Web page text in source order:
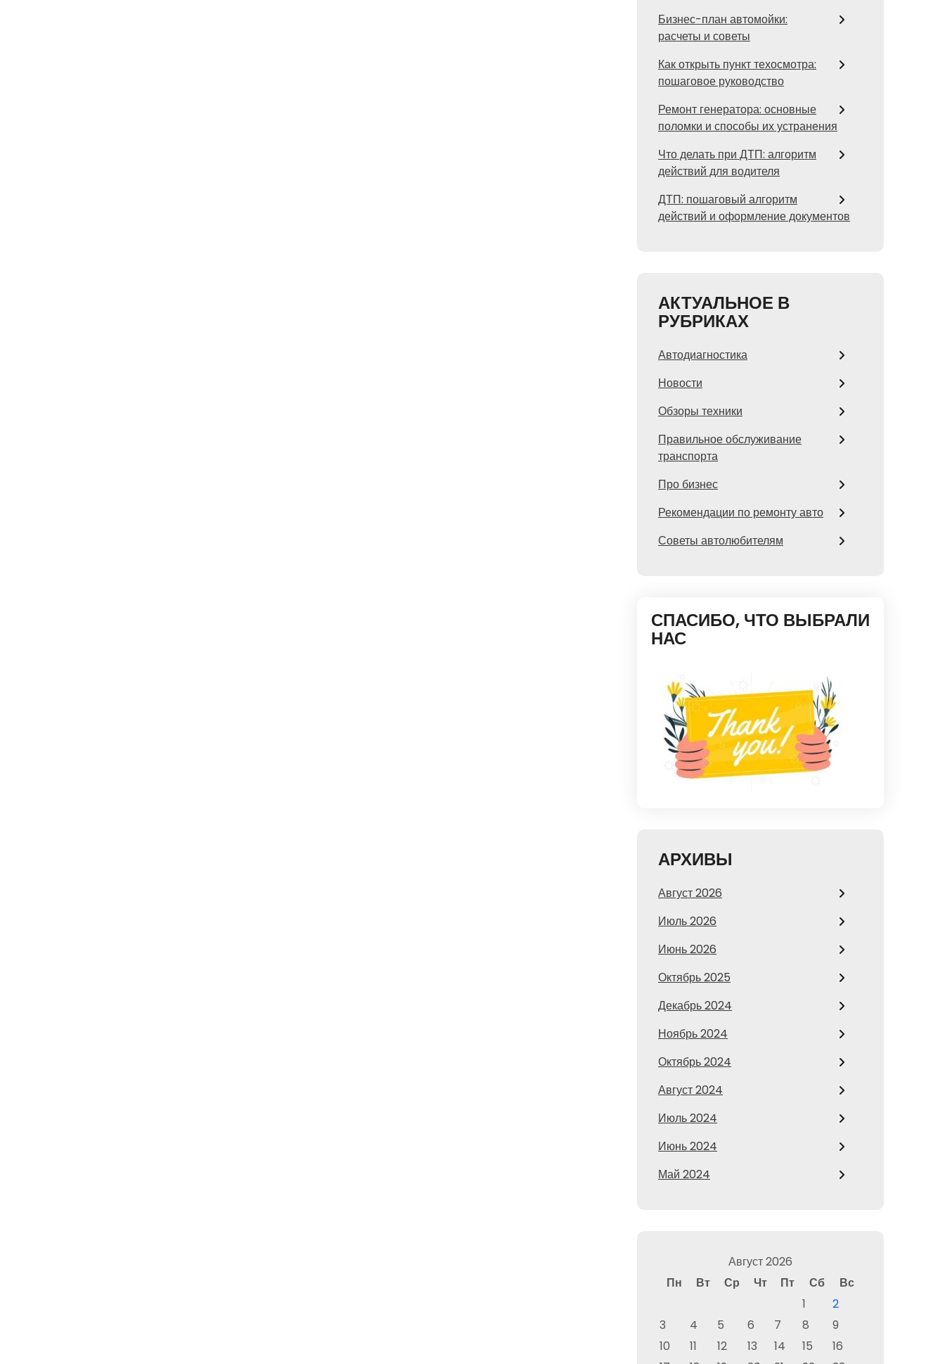
Бизнес-план автомойки:
расчеты и советы
Как открыть пункт техосмотра:
пошаговое руководство
Ремонт генератора: основные
поломки и способы их устранения
Что делать при ДТП: алгоритм
действий для водителя
ДТП: пошаговый алгоритм
действий и оформление документов
АКТУАЛЬНОЕ В
РУБРИКАХ
Автодиагностика
Новости
Обзоры техники
Правильное обслуживание
транспорта
Про бизнес
Рекомендации по ремонту авто
Советы автолюбителям
СПАСИБО, ЧТО ВЫБРАЛИ
НАС
АРХИВЫ
Август 2026
Июль 2026
Июнь 2026
Октябрь 2025
Декабрь 2024
Ноябрь 2024
Октябрь 2024
Август 2024
Июль 2024
Июнь 2024
Май 2024
Август 2026
Пн
Вт Ср Чт Пт Сб
Вс
1
2
3
4 5 6 7 8
9
10
11 12 13 14 15
16